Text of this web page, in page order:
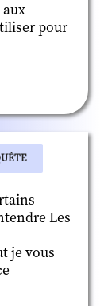
pour
Les
je vous